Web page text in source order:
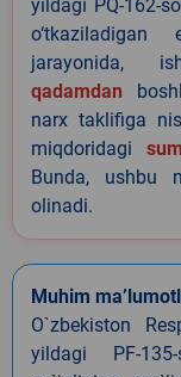
yildagi PQ-162-
o‘tkaziladigan
jarayonida,
qadamdan
narx taklifiga
miqdoridagi
Bunda, ushbu
olinadi.
Muhim
O`zbekiston
yildagi PF-